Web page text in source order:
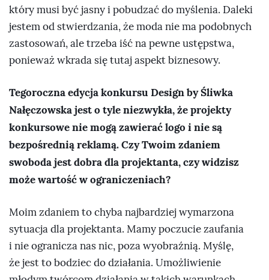
który musi być jasny i pobudzać do myślenia. Daleki
jestem od stwierdzania, że moda nie ma podobnych
zastosowań, ale trzeba iść na pewne ustępstwa,
ponieważ wkrada się tutaj aspekt biznesowy.
Tegoroczna edycja konkursu Design by Śliwka
Nałęczowska jest o tyle niezwykła, że projekty
konkursowe nie mogą zawierać logo i nie są
bezpośrednią reklamą. Czy Twoim zdaniem
swoboda jest dobra dla projektanta, czy widzisz
może wartość w ograniczeniach?
Moim zdaniem to chyba najbardziej wymarzona
sytuacja dla projektanta. Mamy poczucie zaufania
i nie ogranicza nas nic, poza wyobraźnią. Myślę,
że jest to bodziec do działania. Umożliwienie